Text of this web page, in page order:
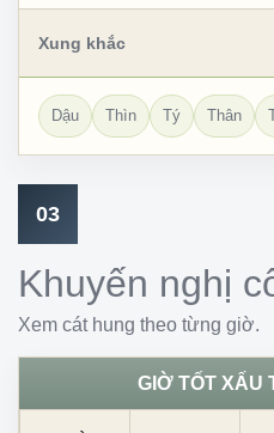
Xung khắc
Dậu Thìn Tý Thân
03
Khuyến nghị
Xem cát hung theo từng giờ.
GIỜ TỐT XẤU